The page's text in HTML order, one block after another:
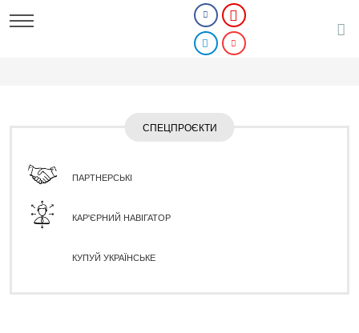
СПЕЦПРОЄКТИ
ПАРТНЕРСЬКІ
КАР'ЄРНИЙ НАВІГАТОР
КУПУЙ УКРАЇНСЬКЕ